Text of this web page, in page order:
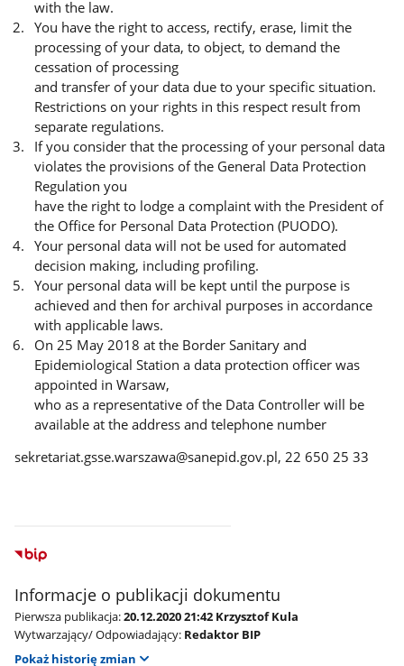
with the law.
You have the right to access, rectify, erase, limit the
processing of your data, to object, to demand the
cessation of processing
and transfer of your data due to your specific situation.
Restrictions on your rights in this respect result from
separate regulations.
If you consider that the processing of your personal data
violates the provisions of the General Data Protection
Regulation you
have the right to lodge a complaint with the President of
the Office for Personal Data Protection (PUODO).
Your personal data will not be used for automated
decision making, including profiling.
Your personal data will be kept until the purpose is
achieved and then for archival purposes in accordance
with applicable laws.
On 25 May 2018 at the Border Sanitary and
Epidemiological Station a data protection officer was
appointed in Warsaw,
who as a representative of the Data Controller will be
available at the address and telephone number
sekretariat.gsse.warszawa@sanepid.gov.pl, 22 650 25 33
Informacje o publikacji dokumentu
Pierwsza publikacja:20.12.2020 21:42 Krzysztof Kula
Wytwarzający/ Odpowiadający: Redaktor BIP
Pokaż historię zmian